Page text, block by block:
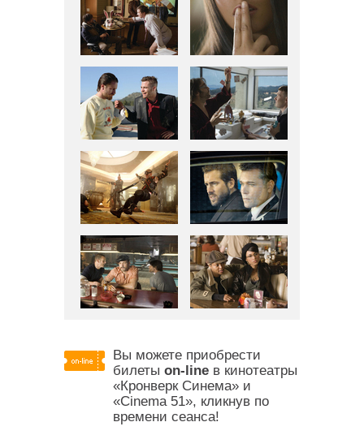
Вы можете приобрести
билеты on-line в кинотеатры
«Кронверк Синема» и
«Cinema 51», кликнув по
времени сеанса!